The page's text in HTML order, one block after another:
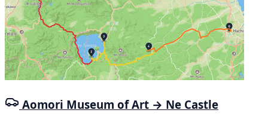
Aomori Museum of Art → Ne Castle